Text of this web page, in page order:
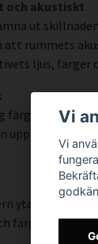
och akustiskt
ut
rummets
ljus, färger
färgprecision
upplösning
yta med hög
färgstarkt
Vi
Vi